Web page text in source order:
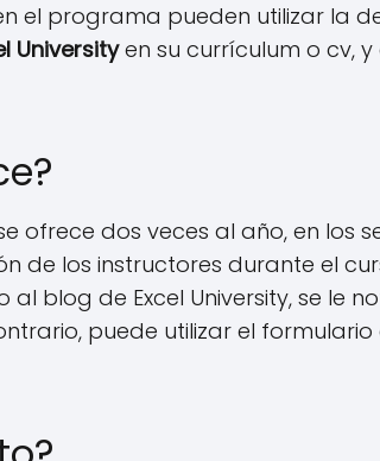
el programa pueden utilizar la
Universityen su currículum o cv,
ofrece dos veces al año, en los
de los instructores durante el
al blog de Excel University, se
puede utilizar el